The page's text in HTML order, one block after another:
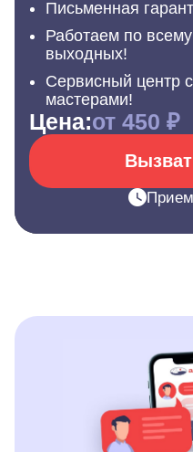
Письменная
Работаем по
выходных!
Сервисный центр
мастерами!
Цена:от 450 ₽